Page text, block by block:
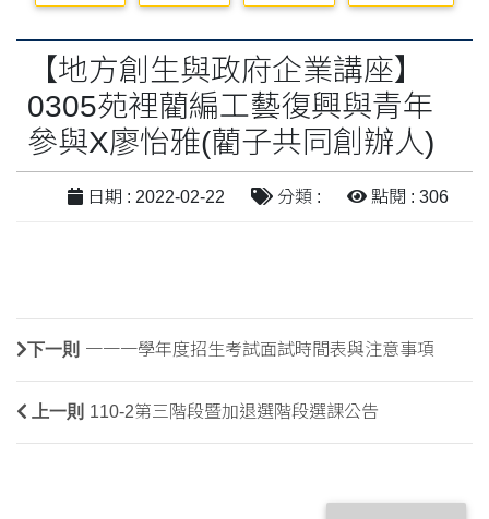
【地方創生與政府企業講座】
0305苑裡藺編工藝復興與青年
參與X廖怡雅(藺子共同創辦人)
日期 : 2022-02-22 分類 : 點閱 : 306
下一則 一一一學年度招生考試面試時間表與注意事項
上一則 110-2第三階段暨加退選階段選課公告